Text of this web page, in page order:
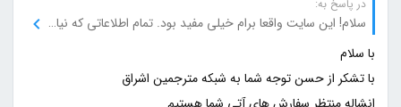
در پاسخ به:
سلام! این سایت واقعا برام خیلی مفید بود. تمام اطلاعاتی که نیاز داشتم رو خیلی دقیق و واضح توضیح داده بودید. خوشحالم که اینجا رو پیدا کردم، حتما به بقیه هم معرفی می‌کنم.